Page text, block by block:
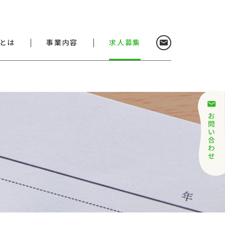
は 事業内容 求人募集